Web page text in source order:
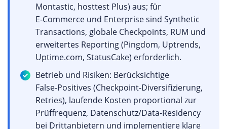
Montastic, hosttest Plus) aus; für
E‑Commerce und Enterprise sind Synthetic
Transactions, globale Checkpoints, RUM und
erweitertes Reporting (Pingdom, Uptrends,
Uptime.com, StatusCake) erforderlich.
Betrieb und Risiken: Berücksichtige
False‑Positives (Checkpoint‑Diversifizierung,
Retries), laufende Kosten proportional zur
Prüffrequenz, Datenschutz/Data‑Residency
bei Drittanbietern und implementiere klare